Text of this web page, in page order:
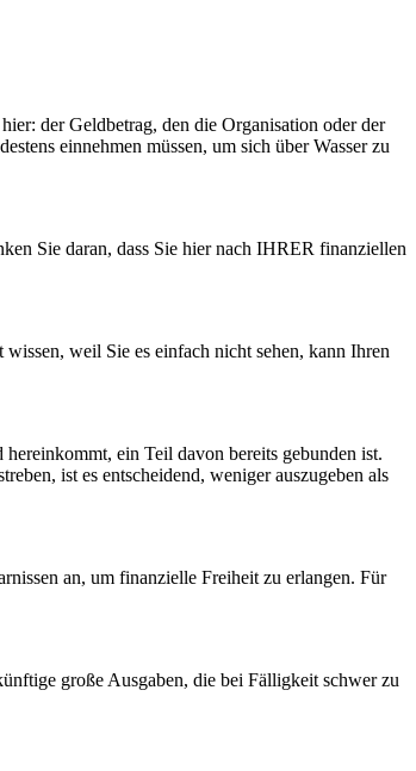
der Geldbetrag, den die Organisation oder der
einnehmen müssen, um sich über Wasser zu
Sie daran, dass Sie hier nach IHRER finanziellen
weil Sie es einfach nicht sehen, kann Ihren
ein Teil davon bereits gebunden ist.
ist es entscheidend, weniger auszugeben als
an, um finanzielle Freiheit zu erlangen. Für
große Ausgaben, die bei Fälligkeit schwer zu